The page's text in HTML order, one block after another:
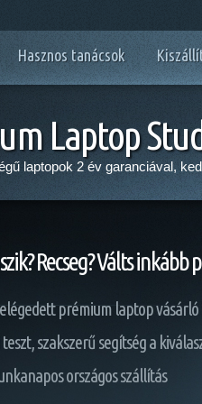
Hasznos tanácsok
Laptop
laptopok 2 év garanciával,
Recseg? Válts inkább
prémium laptop vásárló
szakszerű segítség a
országos szállítás